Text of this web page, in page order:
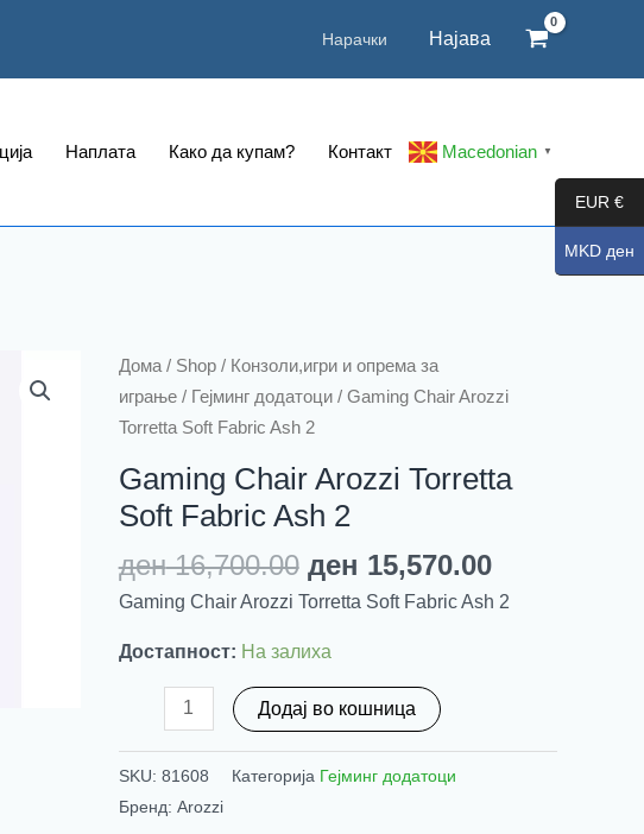
Нарачки Најава
Наплата Како да купам? Контакт Macedonian ▼
Дома/ Shop/ Конзоли,игри и опрема за
играње/ Гејминг додатоци/ Gaming Chair Arozzi
Torretta Soft Fabric Ash 2
Gaming Chair Arozzi Torretta
Soft Fabric Ash 2
ден16,700.00 Original
price
ден 16,700.00.
ден 15,570.00Current
price
Gaming Chair Arozzi Torretta Soft Fabric Ash 2
Достапност: На залиха
Додај во кошница
SKU: 81608 Категорија Гејминг додатоци
Бренд: Arozzi
EUR €
MKD ден